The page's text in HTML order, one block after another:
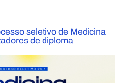
seletivo de Medicina
de diploma